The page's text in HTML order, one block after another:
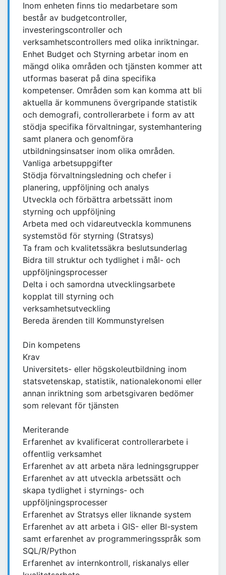
Inom enheten finns tio medarbetare som
består av budgetcontroller,
investeringscontroller och
verksamhetscontrollers med olika inriktningar.
Enhet Budget och Styrning arbetar inom en
mängd olika områden och tjänsten kommer att
utformas baserat på dina specifika
kompetenser. Områden som kan komma att bli
aktuella är kommunens övergripande statistik
och demografi, controllerarbete i form av att
stödja specifika förvaltningar, systemhantering
samt planera och genomföra
utbildningsinsatser inom olika områden.
Vanliga arbetsuppgifter
Stödja förvaltningsledning och chefer i
planering, uppföljning och analys
Utveckla och förbättra arbetssätt inom
styrning och uppföljning
Arbeta med och vidareutveckla kommunens
systemstöd för styrning (Stratsys)
Ta fram och kvalitetssäkra beslutsunderlag
Bidra till struktur och tydlighet i mål- och
uppföljningsprocesser
Delta i och samordna utvecklingsarbete
kopplat till styrning och
verksamhetsutveckling
Bereda ärenden till Kommunstyrelsen
Din kompetens
Krav
Universitets- eller högskoleutbildning inom
statsvetenskap, statistik, nationalekonomi eller
annan inriktning som arbetsgivaren bedömer
som relevant för tjänsten
Meriterande
Erfarenhet av kvalificerat controllerarbete i
offentlig verksamhet
Erfarenhet av att arbeta nära ledningsgrupper
Erfarenhet av att utveckla arbetssätt och
skapa tydlighet i styrnings- och
uppföljningsprocesser
Erfarenhet av Stratsys eller liknande system
Erfarenhet av att arbeta i GIS- eller BI-system
samt erfarenhet av programmeringsspråk som
SQL/R/Python
Erfarenhet av internkontroll, riskanalys eller